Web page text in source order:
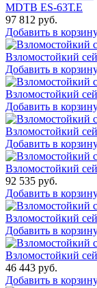
MDTB ES-63Т.Е
97 812 руб.
Добавить в
Взломостойкий
Добавить в
Взломостойкий
Добавить в
Взломостойкий
Добавить в
Взломостойкий
92 535 руб.
Добавить в
Взломостойкий
Добавить в
Взломостойкий
46 443 руб.
Добавить в